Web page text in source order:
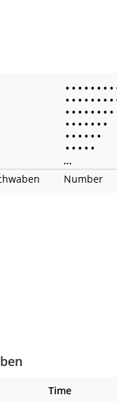
• • • • • • • •
• • • • • • • •
• • • • • • • •
• • • • • • •
• • • • • •
• • • • •
...
Number
Time